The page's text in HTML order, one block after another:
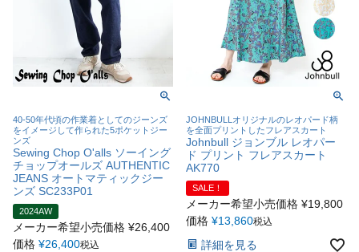
40-50年代頃の作業着としてのジーンズ
をイメージして作られた5ポケットジー
ンズ
Sewing Chop O'alls ソーイング
チョップオールズ AUTHENTIC
JEANS オートマティックジー
ンズ SC233P01
2024AW
メーカー希望小売価格 ¥26,400
価格 ¥26,400税込
JOHNBULLオリジナルのレオパード柄
を全面プリントしたフレアスカート
Johnbull ジョンブル レオパー
ド プリント フレアスカート
AK770
SALE！
メーカー希望小売価格 ¥19,800
価格 ¥13,860税込
詳細を見る